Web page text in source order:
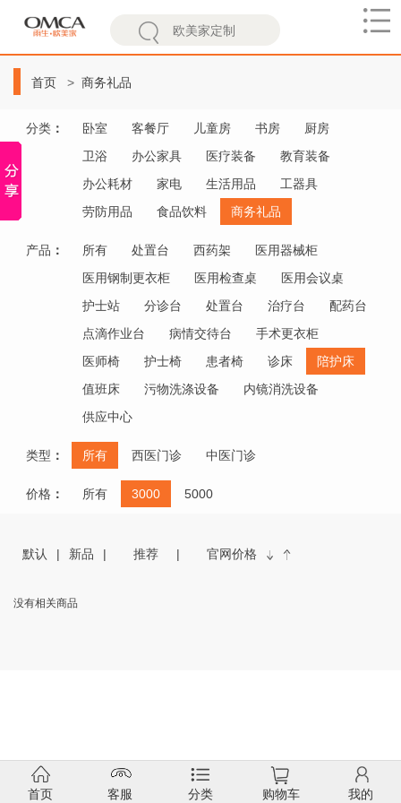
欧
首页 商务礼品
分类 ： 卧室 客餐厅 儿童房 书房
厨房
卫浴
办公家具 医疗装备
教育装备
办公耗材
家电 生活用品
工器具
劳防用品
食品饮料 商务礼品
产品 ： 所有 处置台 西药架
医用器械柜
医用钢制更衣柜
医用检查桌
医用会议桌
护士站
分诊台 处置台 治疗台
配药台
点滴作业台
病情交待台
手术更衣柜
医师椅
护士椅 患者椅 诊床
陪护床
值班床
污物洗涤设备
内镜消洗设备
供应中心
类型 ： 所有 西医门诊 中医门诊
价格 ： 所有 3000 5000
默认 新品 推荐 官网价格
没有相关商品
首页 客服 分类 购物车 我的